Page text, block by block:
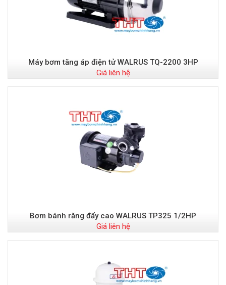
Máy bơm tăng áp điện tử WALRUS TQ-2200 3HP
Giá liên hệ
Bơm bánh răng đẩy cao WALRUS TP325 1/2HP
Giá liên hệ